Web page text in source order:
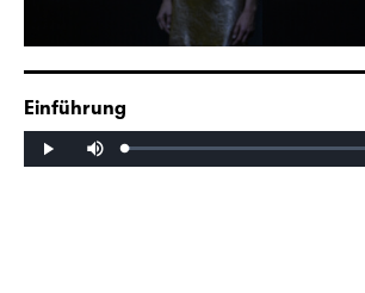
Einführung
Play Loaded:
Progress: